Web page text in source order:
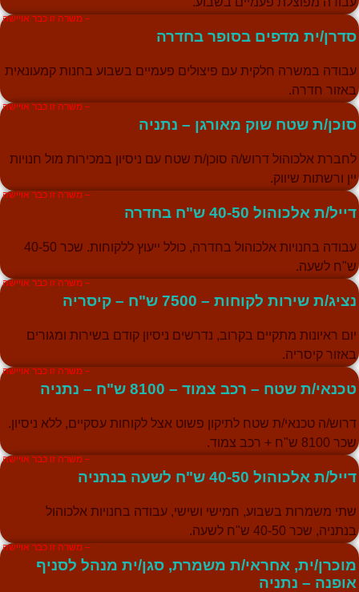
– משרה זו כבר אויישה
ית מדפים בסופר בחדרה
במשרה חלקית עם פיצולים פעמיים בשבוע בחנות קמעונאית
חדרה.
– משרה זו כבר אויישה
ת שטח שוק מאורגן – נתניה
אלכוהול דרוש/ה סוכן/ת שטח עם ניסיון במכירות מול חנויות
ורשתות שיווק.
– משרה זו כבר אויישה
ת אלכוהול 40-50 ש"ח בחדרה
עבודה בחנויות אלכוהול בחדרה, כולל ייעוץ ללקוחות. שכר 40-50
לשעה.
– משרה זו כבר אויישה
ת שירות לקוחות – 7500 ש"ח – קיסריה
ראיונות מתקיים בקרוב, נדרשים ניסיון קודם בשירות ומגורים
קיסריה.
– משרה זו כבר אויישה
ת שטח – רכב צמוד – 8100 ש"ח – נתניה
ה טכנאי/ת שטח לתיקון פשוט אצל לקוחות עסקיים, ללא ניסיון.
8100 ש"ח + רכב צמוד.
– משרה זו כבר אויישה
ת אלכוהול 40-50 ש"ח לשעה בנתניה
משמרות בשבוע, חמישי ושישי, עבודה בחנויות אלכוהול
שכר 40-50 ש"ח לשעה.
– משרה זו כבר אויישה
ית, אחראי/ת משמרת, סגן/ית מנהל לסניף
– נתניה